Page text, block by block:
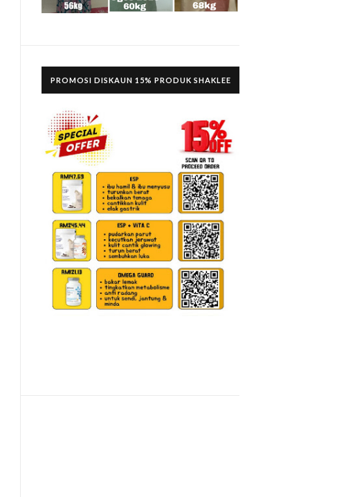
PROMOSI DISKAUN 15% PRODUK SHAKLEE